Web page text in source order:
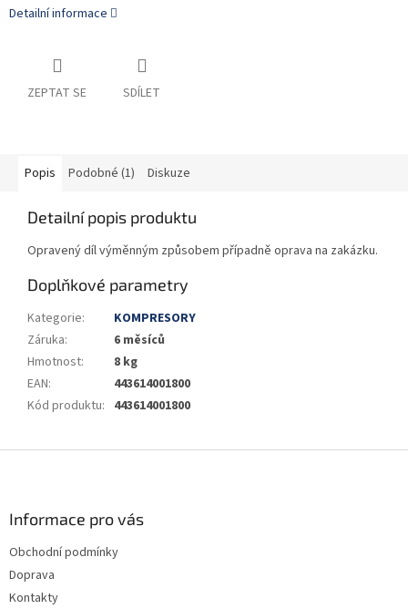
Detailní informace
ZEPTAT SE SDÍLET
Popis Podobné (1) Diskuze
Detailní popis produktu
Opravený díl výměnným způsobem případně oprava na zakázku.
Doplňkové parametry
Kategorie:
KOMPRESORY
Záruka:
6 měsíců
Hmotnost:
8 kg
EAN:
443614001800
Kód produktu: 443614001800
Informace pro vás
Obchodní podmínky
Doprava
Kontakty